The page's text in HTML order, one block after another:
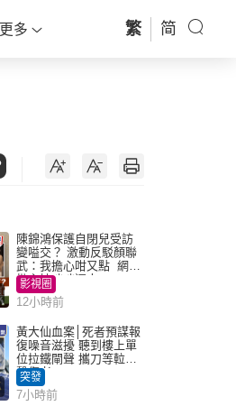
更多 繁 简
陳錦鴻保護自閉兒受訪
變嗌交？ 激動反駁顏聯
武：我擔心咁又點 網民
批主持咄咄逼人
影視圈
12小時前
黃大仙血案│死者預謀報
復噪音滋擾 聽到樓上單
位拉鐵閘聲 攜刀等𨋢伏
擊傷者
突發
7小時前